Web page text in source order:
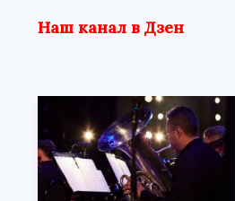
Наш канал в Дзен